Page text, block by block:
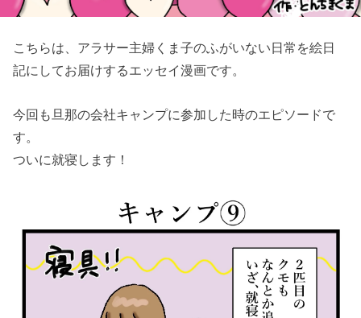
こちらは、アラサー主婦くま子のふがいない日常を絵日
記にしてお届けするエッセイ漫画です。
今回も旦那の会社キャンプに参加した時のエピソードで
す。
ついに就寝します！